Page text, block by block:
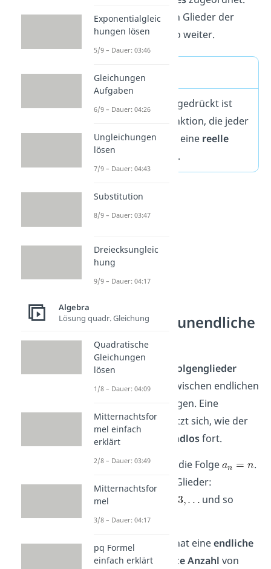
Somit sind die ersten Glieder der
Folge 2, 4 , 6, 8und so weiter​.
Merke
Mathematisch ausgedrückt ist
eine Folge eine Funktion, die jeder
natürlichen Zahl
eine reelle
Zahl
zuordnet.
Endliche und unendliche
Folgen
Je nach
Anzahl der Folgenglieder
unterscheidest du zwischen endlichen
und unendlichen Folgen. Eine
unendliche Folge
setzt sich, wie der
Name schon sagt,
endlosfort.
Ein Beispiel dafür ist die Folge
.
Hier sind die ersten Glieder:
und so
weiter.
Im Gegensatz dazu hat eineendliche
Folgeeinebestimmte Anzahl von
Exponentialgleic
hungen lösen
5/9 – Dauer: 03:46
Gleichungen
Aufgaben
6/9 – Dauer: 04:26
Ungleichungen
lösen
7/9 – Dauer: 04:43
Substitution
8/9 – Dauer: 03:47
Dreiecksungleic
hung
9/9 – Dauer: 04:17
Algebra
Lösung quadr. Gleichung
Quadratische
Gleichungen
lösen
1/8 – Dauer: 04:09
Mitternachtsfor
mel einfach
erklärt
2/8 – Dauer: 03:49
Mitternachtsfor
mel
3/8 – Dauer: 04:17
pq Formel
einfach erklärt